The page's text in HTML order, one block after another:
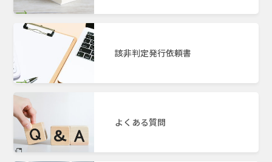
該非判定発行依頼書
よくある質問